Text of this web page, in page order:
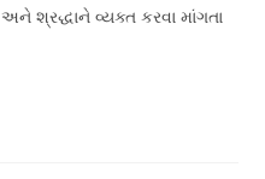
શ્રદ્ધાને વ્યક્ત કરવા માંગતા